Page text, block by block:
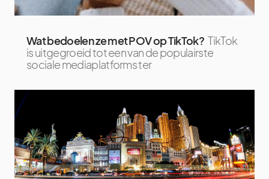
Wat bedoelen ze met POV op TikTok? TikTok
is uitgegroeid tot een van de populairste
sociale mediaplatforms ter